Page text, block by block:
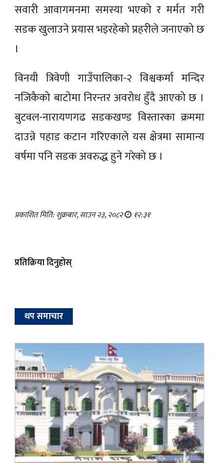
सवारी आवागमनमा समस्या भएको र मर्मत गरी
सडक खुलाउने प्रयास भइरहेको प्रहरीले जनाएको छ
।
विनयी त्रिवेणी गाउँपालिका-२ विश्वकर्मा मन्दिर
नजिकैको बाटोमा निरन्तर अवरोध हुँदै आएको छ ।
बुटवल-नारायणगढ सडकखण्ड विस्तारका क्रममा
दाउन्ने पहाड कटान गरिएकाले यस क्षेत्रमा सामान्य
वर्षमा पनि सडक अवरुद्ध हुने गरेको छ ।
प्रकाशित मिति: शुक्रबार, साउन २३, २०८२ १२:३१
प्रतिक्रिया दिनुहोस्
थप समाचार